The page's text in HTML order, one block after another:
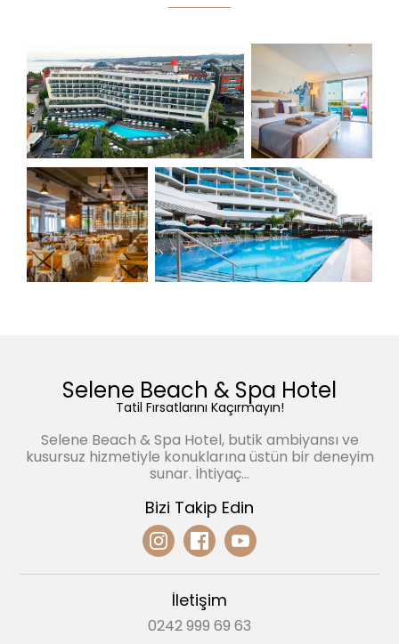
Selene Beach & Spa Hotel
Tatil Fırsatlarını Kaçırmayın!
Selene Beach & Spa Hotel, butik ambiyansı ve
kusursuz hizmetiyle konuklarına üstün bir deneyim
sunar. İhtiyaç...
Bizi Takip Edin
İletişim
0242 999 69 63